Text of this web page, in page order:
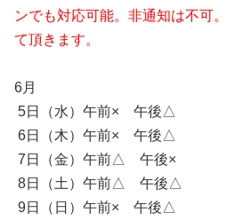
ンでも対応可能。非通知は不可。
て頂きます。
6月
5日（水）午前× 午後△
6日（木）午前× 午後△
7日（金）午前△ 午後×
8日（土）午前△ 午後△
9日（日）午前× 午後△